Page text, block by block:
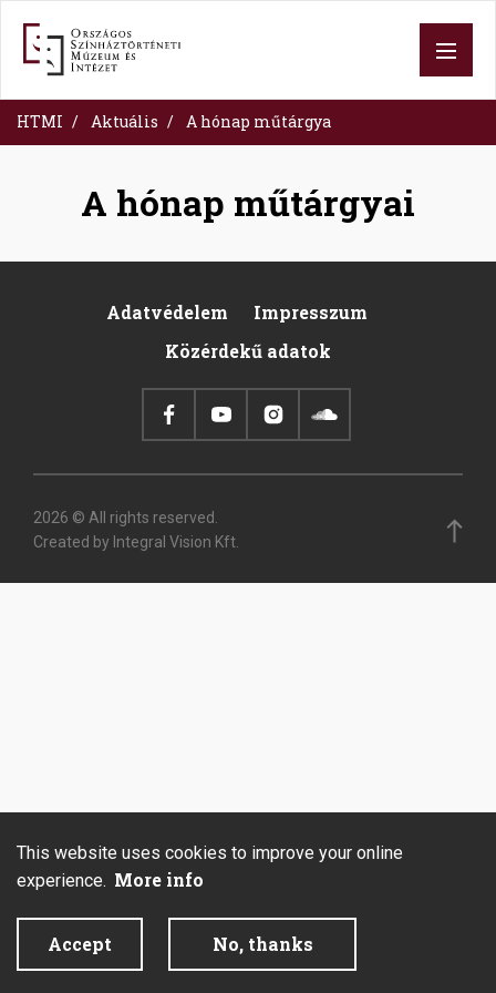
content
HTMI Aktuális A hónap műtárgya
A hónap műtárgyai
Footer
Adatvédelem
Impresszum
Közérdekű adatok
2026 © All rights reserved.
Created by Integral Vision Kft.
This website uses cookies to improve your online
experience. More info
Accept No, thanks